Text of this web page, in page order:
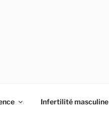
Infertilité masculine